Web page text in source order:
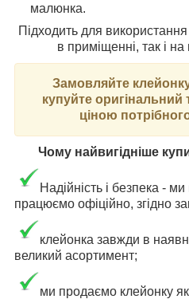
малюнка.
Підходить для
в приміщенні, так і на
Замовляйте
купуйте
ціною
Чому найвигідніше
Надійність і безпека -
працюємо офіційно, згідно
клейонка завжди в
великий асортимент;
ми продаємо клейонку